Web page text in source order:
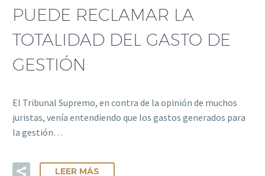
PUEDE RECLAMAR LA
TOTALIDAD DEL GASTO DE
GESTIÓN
El Tribunal Supremo, en contra de la opinión de muchos
juristas, venía entendiendo que los gastos generados para
la gestión…
LEER MÁS